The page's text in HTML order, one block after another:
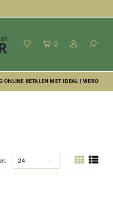
0
ONLINE BETALEN MET IDEAL | WERO
24